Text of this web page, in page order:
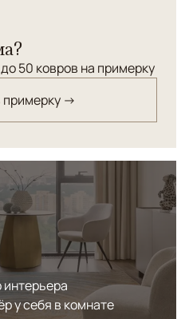
50 ковров на примерку
примерку →
интерьера
у себя в комнате